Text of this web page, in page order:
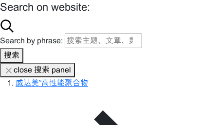
Search on website:
Search by phrase:
搜索
close 搜索 panel
威达美™高性能聚合物